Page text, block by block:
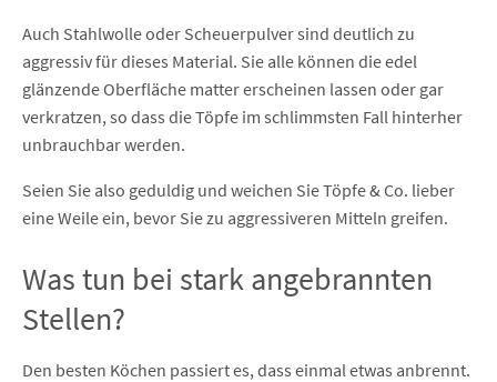
Auch Stahlwolle oder Scheuerpulver sind deutlich zu
aggressiv für dieses Material. Sie alle können die edel
glänzende Oberfläche matter erscheinen lassen oder gar
verkratzen, so dass die Töpfe im schlimmsten Fall hinterher
unbrauchbar werden.
Seien Sie also geduldig und weichen Sie Töpfe & Co. lieber
eine Weile ein, bevor Sie zu aggressiveren Mitteln greifen.
Was tun bei stark angebrannten
Stellen?
Den besten Köchen passiert es, dass einmal etwas anbrennt.